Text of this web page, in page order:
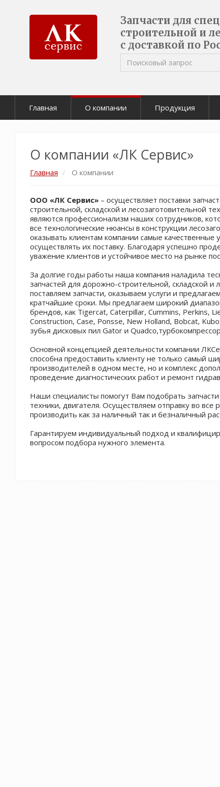
Запчасти для
строительной и
с доставкой по
Главная О компании Продукция
О компании «ЛК Сервис»
Главная О компании
ООО «ЛК Сервис» – осуществляет поставки
строительной, складской и лесозаготовительной
являются профессионализм наших сотрудников,
все технологические нюансы в конструкции
оказывать клиентам компании самые
осуществлять их поставку. Благодаря успешно
уважение клиентов и устойчивое место на рынке
За долгие годы работы наша компания наладила
запчастей для дорожно-строительной, складской и
поставляем запчасти, оказываем услуги и
кратчайшие сроки. Мы предлагаем широкий
брендов, как Tigercat, Caterpillar, Cummins, Perkins,
Construction, Case, Ponsse, New Holland, Bobcat,
зубья дисковых пил Gator и
Основной концепцией деятельности компании
способна предоставить клиенту не только самый
производителей в одном месте, но и комплекс
проведение диагностических работ и ремонт
Наши специалисты помогут Вам подобрать
техники, двигателя. Осуществляем отправку во
производить как за наличный так и безналичный
Гарантируем индивидуальный подход и
вопросом подбора нужного элемента.